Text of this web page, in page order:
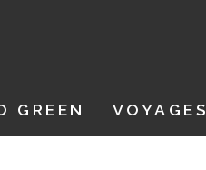
GREEN VOYAGES